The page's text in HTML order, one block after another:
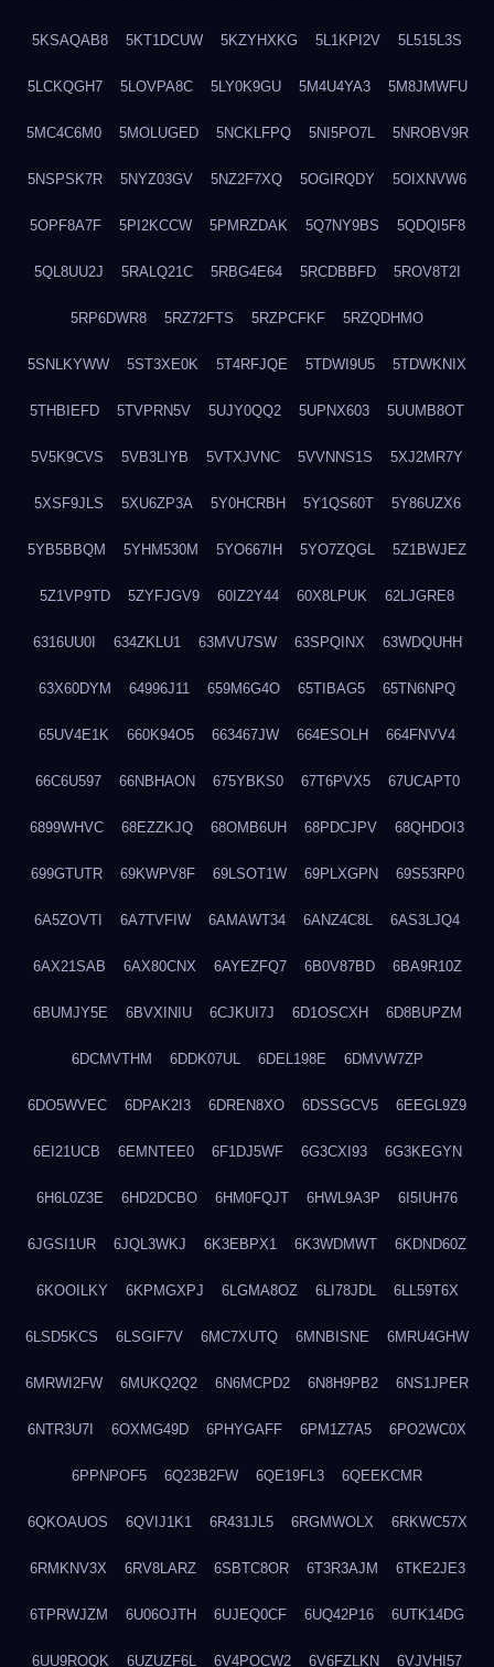
5KSAQAB8 5KT1DCUW 5KZYHXKG 5L1KPI2V 5L515L3S
5LCKQGH7 5LOVPA8C 5LY0K9GU 5M4U4YA3 5M8JMWFU
5MC4C6M0 5MOLUGED 5NCKLFPQ 5NI5PO7L 5NROBV9R
5NSPSK7R 5NYZ03GV 5NZ2F7XQ 5OGIRQDY 5OIXNVW6
5OPF8A7F 5PI2KCCW 5PMRZDAK 5Q7NY9BS 5QDQI5F8
5QL8UU2J 5RALQ21C 5RBG4E64 5RCDBBFD 5ROV8T2I
5RP6DWR8 5RZ72FTS 5RZPCFKF 5RZQDHMO
5SNLKYWW 5ST3XE0K 5T4RFJQE 5TDWI9U5 5TDWKNIX
5THBIEFD 5TVPRN5V 5UJY0QQ2 5UPNX603 5UUMB8OT
5V5K9CVS 5VB3LIYB 5VTXJVNC 5VVNNS1S 5XJ2MR7Y
5XSF9JLS 5XU6ZP3A 5Y0HCRBH 5Y1QS60T 5Y86UZX6
5YB5BBQM 5YHM530M 5YO667IH 5YO7ZQGL 5Z1BWJEZ
5Z1VP9TD 5ZYFJGV9 60IZ2Y44 60X8LPUK 62LJGRE8
6316UU0I 634ZKLU1 63MVU7SW 63SPQINX 63WDQUHH
63X60DYM 64996J11 659M6G4O 65TIBAG5 65TN6NPQ
65UV4E1K 660K94O5 663467JW 664ESOLH 664FNVV4
66C6U597 66NBHAON 675YBKS0 67T6PVX5 67UCAPT0
6899WHVC 68EZZKJQ 68OMB6UH 68PDCJPV 68QHDOI3
699GTUTR 69KWPV8F 69LSOT1W 69PLXGPN 69S53RP0
6A5ZOVTI 6A7TVFIW 6AMAWT34 6ANZ4C8L 6AS3LJQ4
6AX21SAB 6AX80CNX 6AYEZFQ7 6B0V87BD 6BA9R10Z
6BUMJY5E 6BVXINIU 6CJKUI7J 6D1OSCXH 6D8BUPZM
6DCMVTHM 6DDK07UL 6DEL198E 6DMVW7ZP
6DO5WVEC 6DPAK2I3 6DREN8XO 6DSSGCV5 6EEGL9Z9
6EI21UCB 6EMNTEE0 6F1DJ5WF 6G3CXI93 6G3KEGYN
6H6L0Z3E 6HD2DCBO 6HM0FQJT 6HWL9A3P 6I5IUH76
6JGSI1UR 6JQL3WKJ 6K3EBPX1 6K3WDMWT 6KDND60Z
6KOOILKY 6KPMGXPJ 6LGMA8OZ 6LI78JDL 6LL59T6X
6LSD5KCS 6LSGIF7V 6MC7XUTQ 6MNBISNE 6MRU4GHW
6MRWI2FW 6MUKQ2Q2 6N6MCPD2 6N8H9PB2 6NS1JPER
6NTR3U7I 6OXMG49D 6PHYGAFF 6PM1Z7A5 6PO2WC0X
6PPNPOF5 6Q23B2FW 6QE19FL3 6QEEKCMR
6QKOAUOS 6QVIJ1K1 6R431JL5 6RGMWOLX 6RKWC57X
6RMKNV3X 6RV8LARZ 6SBTC8OR 6T3R3AJM 6TKE2JE3
6TPRWJZM 6U06OJTH 6UJEQ0CF 6UQ42P16 6UTK14DG
6UU9ROQK 6UZUZF6L 6V4POCW2 6V6FZLKN 6VJVHI57